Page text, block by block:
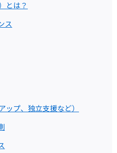
とは？
ス
プ、独立支援など）